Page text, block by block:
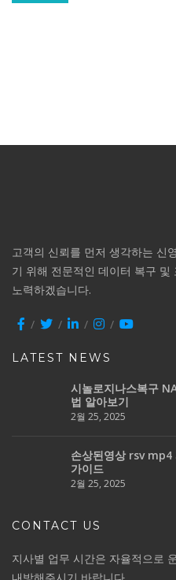
고객의 신뢰를 먼저 생각하는 신
기 위해 전문적인 데이터 복구
노력하겠습니다.
LATEST NEWS
시놀로지나스복구
법 알아보기
2월 25, 2025
손상된영상 rsv mp4
가이드
2월 25, 2025
CONTACT US
지사별 업무 시간은 자율적으로